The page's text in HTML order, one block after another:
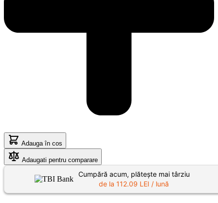
Adauga în cos
Adaugati pentru comparare
Cumpără acum, plătește mai târziu
de la 112.09 LEI / lună